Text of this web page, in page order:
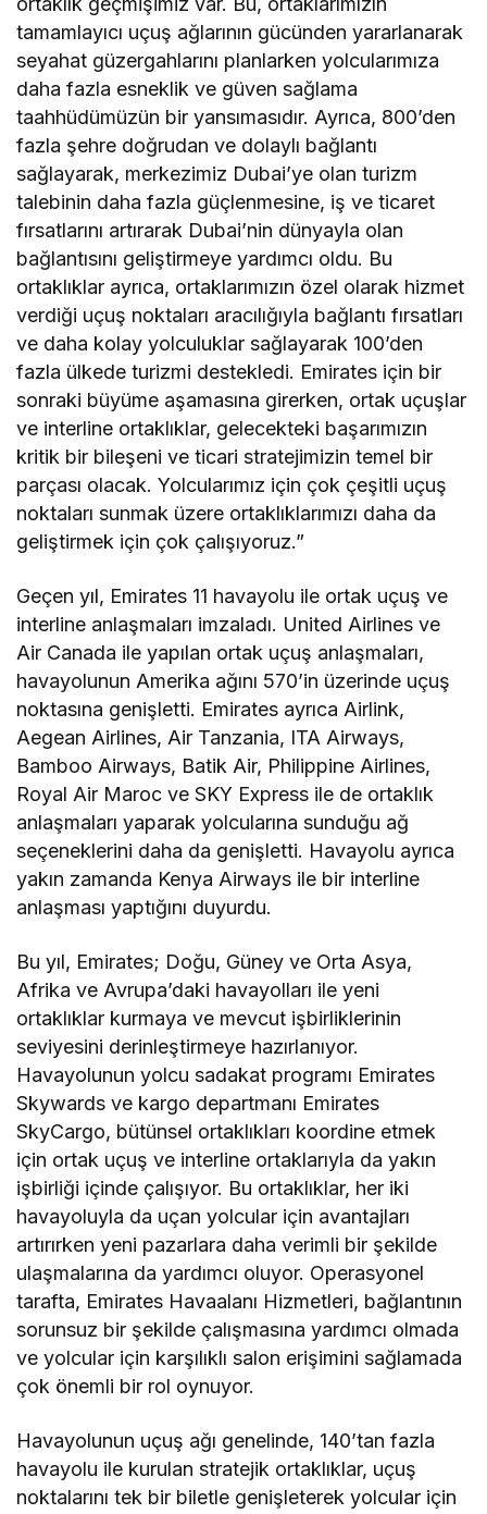
tamamlayıcı uçuş ağlarının gücünden yararlanarak
seyahat güzergahlarını planlarken yolcularımıza
daha fazla esneklik ve güven sağlama
taahhüdümüzün bir yansımasıdır. Ayrıca, 800’den
fazla şehre doğrudan ve dolaylı bağlantı
sağlayarak, merkezimiz Dubai’ye olan turizm
talebinin daha fazla güçlenmesine, iş ve ticaret
fırsatlarını artırarak Dubai’nin dünyayla olan
bağlantısını geliştirmeye yardımcı oldu. Bu
ortaklıklar ayrıca, ortaklarımızın özel olarak hizmet
verdiği uçuş noktaları aracılığıyla bağlantı fırsatları
ve daha kolay yolculuklar sağlayarak 100’den
fazla ülkede turizmi destekledi. Emirates için bir
sonraki büyüme aşamasına girerken, ortak uçuşlar
ve interline ortaklıklar, gelecekteki başarımızın
kritik bir bileşeni ve ticari stratejimizin temel bir
parçası olacak. Yolcularımız için çok çeşitli uçuş
noktaları sunmak üzere ortaklıklarımızı daha da
geliştirmek için çok çalışıyoruz.”
Geçen yıl, Emirates 11 havayolu ile ortak uçuş ve
interline anlaşmaları imzaladı. United Airlines ve
Air Canada ile yapılan ortak uçuş anlaşmaları,
havayolunun Amerika ağını 570’in üzerinde uçuş
noktasına genişletti. Emirates ayrıca Airlink,
Aegean Airlines, Air Tanzania, ITA Airways,
Bamboo Airways, Batik Air, Philippine Airlines,
Royal Air Maroc ve SKY Express ile de ortaklık
anlaşmaları yaparak yolcularına sunduğu ağ
seçeneklerini daha da genişletti. Havayolu ayrıca
yakın zamanda Kenya Airways ile bir interline
anlaşması yaptığını duyurdu.
Bu yıl, Emirates; Doğu, Güney ve Orta Asya,
Afrika ve Avrupa’daki havayolları ile yeni
ortaklıklar kurmaya ve mevcut işbirliklerinin
seviyesini derinleştirmeye hazırlanıyor.
Havayolunun yolcu sadakat programı Emirates
Skywards ve kargo departmanı Emirates
SkyCargo, bütünsel ortaklıkları koordine etmek
için ortak uçuş ve interline ortaklarıyla da yakın
işbirliği içinde çalışıyor. Bu ortaklıklar, her iki
havayoluyla da uçan yolcular için avantajları
artırırken yeni pazarlara daha verimli bir şekilde
ulaşmalarına da yardımcı oluyor. Operasyonel
tarafta, Emirates Havaalanı Hizmetleri, bağlantının
sorunsuz bir şekilde çalışmasına yardımcı olmada
ve yolcular için karşılıklı salon erişimini sağlamada
çok önemli bir rol oynuyor.
Havayolunun uçuş ağı genelinde, 140’tan fazla
havayolu ile kurulan stratejik ortaklıklar, uçuş
noktalarını tek bir biletle genişleterek yolcular için